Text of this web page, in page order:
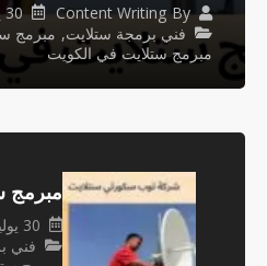
By
Content Writing
30 يوليو، 2025
فني برمجة ستلايت, مبرمج
مبرمج ستلايت في الكويت
مبرمج
30 يوليو، 2025
فني